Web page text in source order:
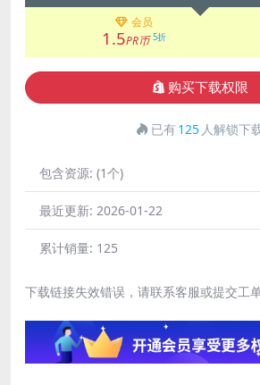
会员
1.5PR币 5折
购买下载权限
已有125 人解锁下
包含资源: (1个)
最近更新: 2026-01-22
累计销量: 125
下载链接失效错误，请联系客服或提交工